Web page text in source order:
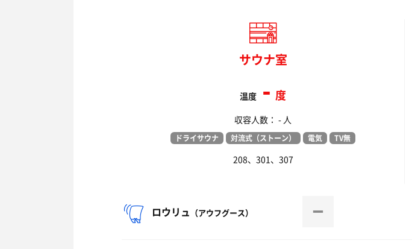
サウナ室
温度 -度
収容人数： - 人
ドライサウナ 対流式（ストーン） 電気 TV無
208、301、307
ロウリュ （アウフグース）